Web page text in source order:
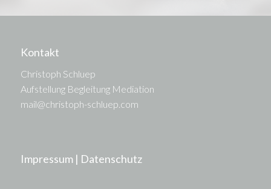
Kontakt
Christoph Schluep
Aufstellung Begleitung Mediation
mail@christoph-schluep.com
Impressum | Datenschutz